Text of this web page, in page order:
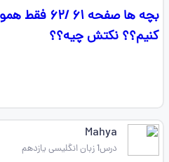
بچه ها صفحه
کنیم؟؟ نکتش چیه؟؟
Mahya
درس1 زبان انگلیسی یازدهم